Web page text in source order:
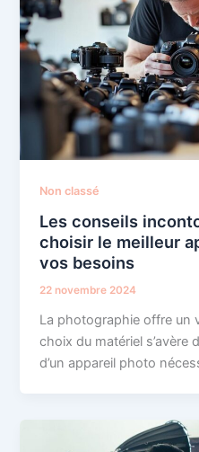
Non classé
Les conseils
choisir le meilleur
vos besoins
22 novembre 2024
La photographie offre un
choix du matériel s’avère
d’un appareil photo